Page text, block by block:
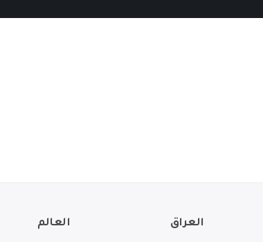
العراق العالم